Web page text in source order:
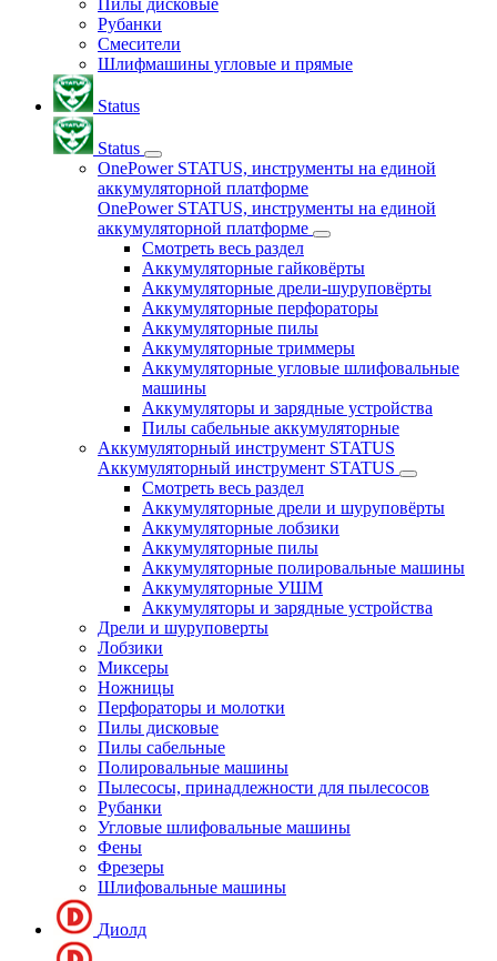
Пилы дисковые
Рубанки
Смесители
Шлифмашины угловые и прямые
Status
Status
OnePower STATUS, инструменты на единой
аккумуляторной платформе
OnePower STATUS, инструменты на единой
аккумуляторной платформе
Смотреть весь раздел
Аккумуляторные гайковёрты
Аккумуляторные дрели-шуруповёрты
Аккумуляторные перфораторы
Аккумуляторные пилы
Аккумуляторные триммеры
Аккумуляторные угловые шлифовальные
машины
Аккумуляторы и зарядные устройства
Пилы сабельные аккумуляторные
Аккумуляторный инструмент STATUS
Аккумуляторный инструмент STATUS
Смотреть весь раздел
Аккумуляторные дрели и шуруповёрты
Аккумуляторные лобзики
Аккумуляторные пилы
Аккумуляторные полировальные машины
Аккумуляторные УШМ
Аккумуляторы и зарядные устройства
Дрели и шуруповерты
Лобзики
Миксеры
Ножницы
Перфораторы и молотки
Пилы дисковые
Пилы сабельные
Полировальные машины
Пылесосы, принадлежности для пылесосов
Рубанки
Угловые шлифовальные машины
Фены
Фрезеры
Шлифовальные машины
Диолд